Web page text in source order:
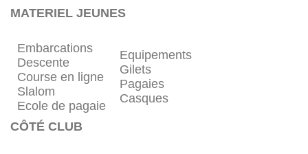
MATERIEL JEUNES
Embarcations
Descente
Course en ligne
Slalom
Ecole de pagaie
Equipements
Gilets
Pagaies
Casques
CÔTÉ CLUB